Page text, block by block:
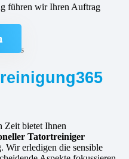
führen wir Ihren Auftrag
Zeit bietet Ihnen
Tatortreiniger
Wir erledigen die sensible